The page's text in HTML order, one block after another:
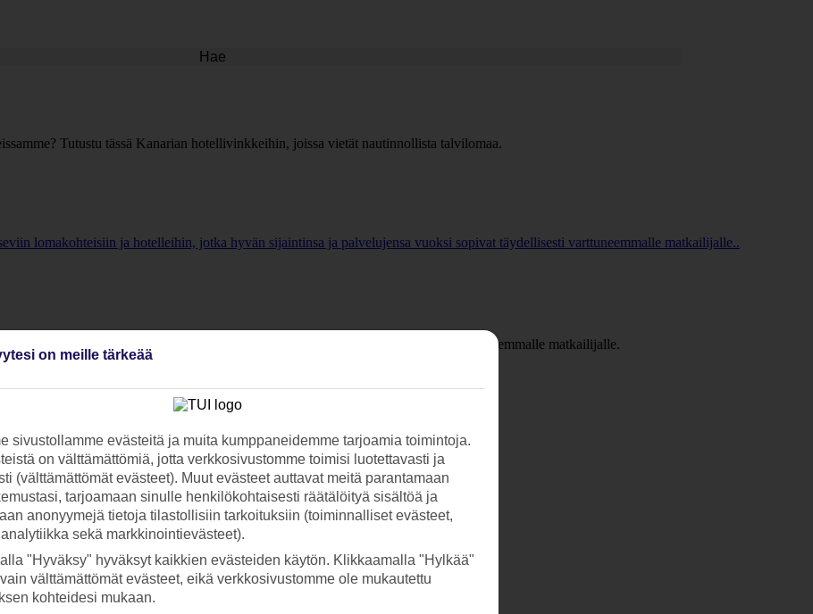
Hae
Tutustu tässä Kanarian hotellivinkkeihin, joissa vietät nautinnollista talvilomaa.
lomakohteisiin ja hotelleihin, jotka hyvän sijaintinsa ja palvelujensa vuoksi sopivat täydellisesti varttuneemmalle matkailijalle..
hotelleihin, jotka hyvän sijaintinsa ja palvelujensa vuoksi sopivat täydellisesti varttuneemmalle matkailijalle.
- kohteet, tarjoukset ja vinkit.. Tutustu ja varaa »
- kohteet, tarjoukset ja vinkit.
edullinen loma lämpimälle hiekalle!. Tutustu ja varaa »
on meille tärkeää
sivustollamme evästeitä ja muita kumppaneidemme tarjoamia toimintoja.
on välttämättömiä, jotta verkkosivustomme toimisi luotettavasti ja
(välttämättömät evästeet). Muut evästeet auttavat meitä parantamaan
tarjoamaan sinulle henkilökohtaisesti räätälöityä sisältöä ja
anonyymejä tietoja tilastollisiin tarkoituksiin (toiminnalliset evästeet,
sekä markkinointievästeet).
"Hyväksy" hyväksyt kaikkien evästeiden käytön. Klikkaamalla "Hylkää"
välttämättömät evästeet, eikä verkkosivustomme ole mukautettu
kohteidesi mukaan.